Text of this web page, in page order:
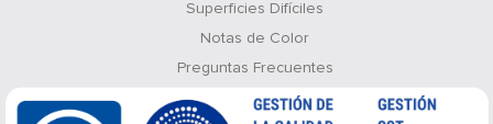
Superficies Difíciles
Notas de Color
Preguntas Frecuentes